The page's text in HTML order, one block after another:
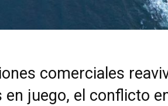
comerciales
juego, el conflicto